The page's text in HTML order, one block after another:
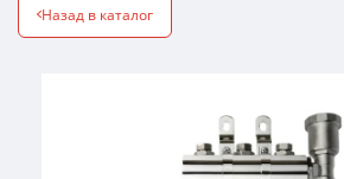
Назад в каталог